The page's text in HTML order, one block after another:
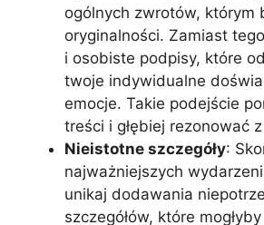
ogólnych zwrotów, którym
oryginalności. Zamiast
i osobiste podpisy, które
twoje indywidualne
emocje. Takie podejście
treści i głębiej rezonować
Nieistotne szczegóły:
najważniejszych
unikaj dodawania
szczegółów, które